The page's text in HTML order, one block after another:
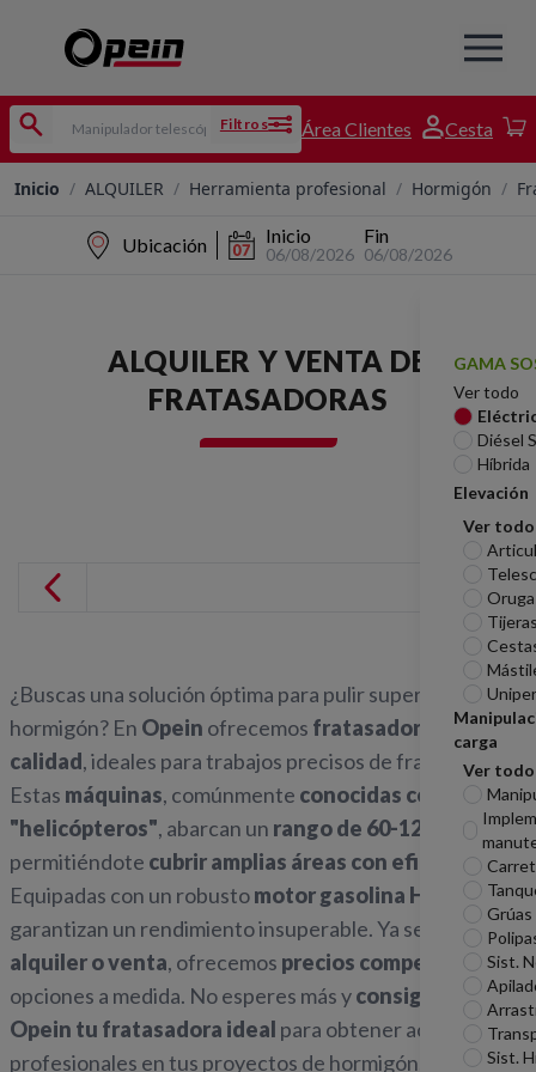
Filtros Área Clientes Cesta
Inicio / ALQUILER / Herramienta profesional / Hormigón /
Ubicación Inicio
06/08/2026
Fin
06/08/2026
GAMA
Ver todo
Diésel
Híbrida
Elevación
Ver todo
carga
Ver todo
Grúas
Sist.
Sist.
ALQUILER Y VENTA DE
FRATASADORAS
¿Buscas una solución óptima para pulir superficies de
hormigón? En Opein ofrecemos fratasadoras de alta
calidad, ideales para trabajos precisos de fratasado.
Estas máquinas, comúnmente conocidas como
"helicópteros", abarcan un rango de 60-120cm
permitiéndote cubrir amplias áreas con eficiencia.
Equipadas con un robustomotor gasolina Honda
garantizan un rendimiento insuperable. Ya sea para
alquiler o venta, ofrecemos precios competitivosy
opciones a medida. No esperes más yconsigue con
Opein tu fratasadora ideal para obtener acabados
profesionales en tus proyectos de hormigón.